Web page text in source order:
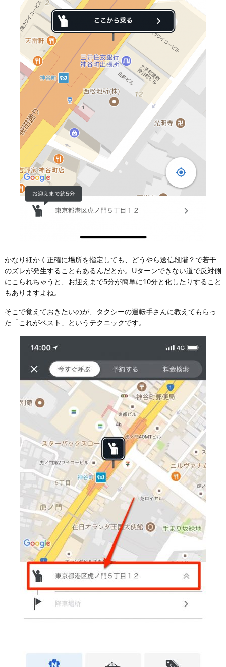
かなり細かく正確に場所を指定しても、どうやら送信段階？で若干
のズレが発生することもあるんだとか。Uターンできない道で反対側
にこられちゃうと、お迎えまで5分が簡単に10分と化したりすること
もありますよね。
そこで覚えておきたいのが、タクシーの運転手さんに教えてもらっ
た「これがベスト」というテクニックです。